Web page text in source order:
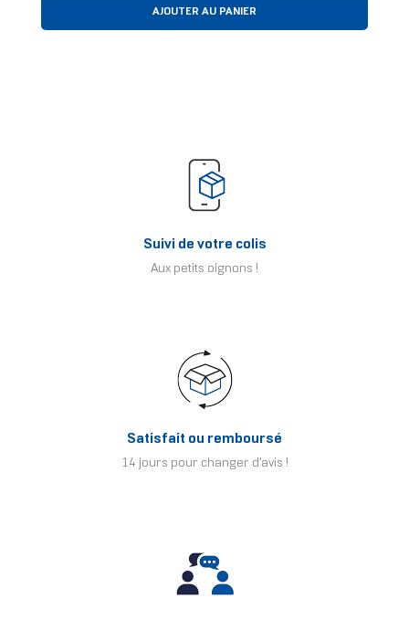
AJOUTER AU PANIER
Suivi de votre colis
Aux petits oignons !
Satisfait ou remboursé
14 jours pour changer d'avis !